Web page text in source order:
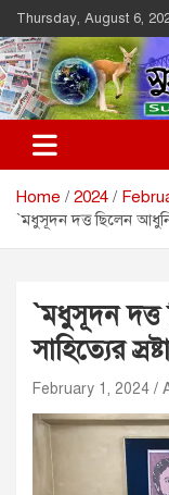
Skip
to
content
Thursday, August 6,
Suprovat
The Leading
Home 2024
`মধুসূদন দত্ত ছিলেন
`মধুসূদন দত্ত
সাহিত্যের
February 1, 2024